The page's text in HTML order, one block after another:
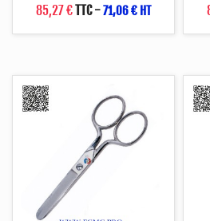
85,27 €TTC-71,06 € HT